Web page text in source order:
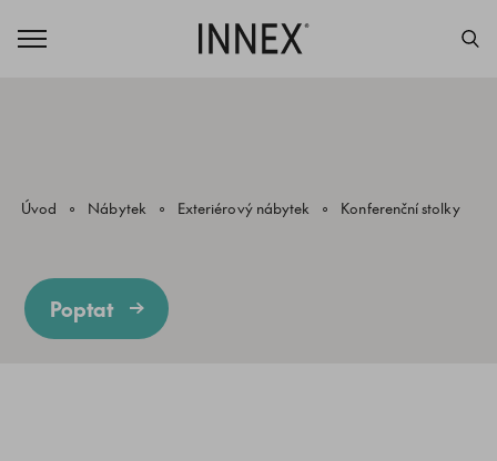
Úvod Nábytek Exteriérový nábytek Konferenční stolky
Poptat